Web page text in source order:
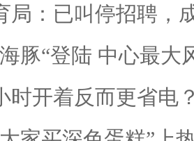
局：已叫停招聘，
豚“登陆 中心最大
时开着反而更省电